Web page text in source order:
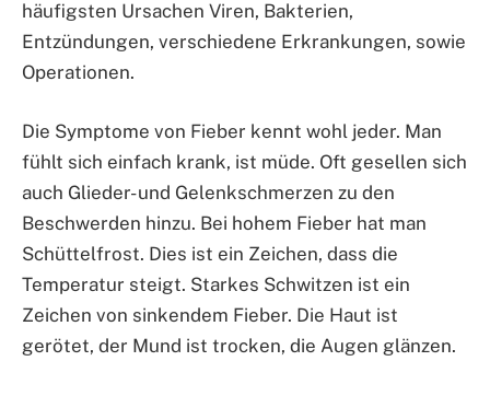
häufigsten Ursachen Viren, Bakterien,
Entzündungen, verschiedene Erkrankungen, sowie
Operationen.
Die Symptome von Fieber kennt wohl jeder. Man
fühlt sich einfach krank, ist müde. Oft gesellen sich
auch Glieder- und Gelenkschmerzen zu den
Beschwerden hinzu. Bei hohem Fieber hat man
Schüttelfrost. Dies ist ein Zeichen, dass die
Temperatur steigt. Starkes Schwitzen ist ein
Zeichen von sinkendem Fieber. Die Haut ist
gerötet, der Mund ist trocken, die Augen glänzen.